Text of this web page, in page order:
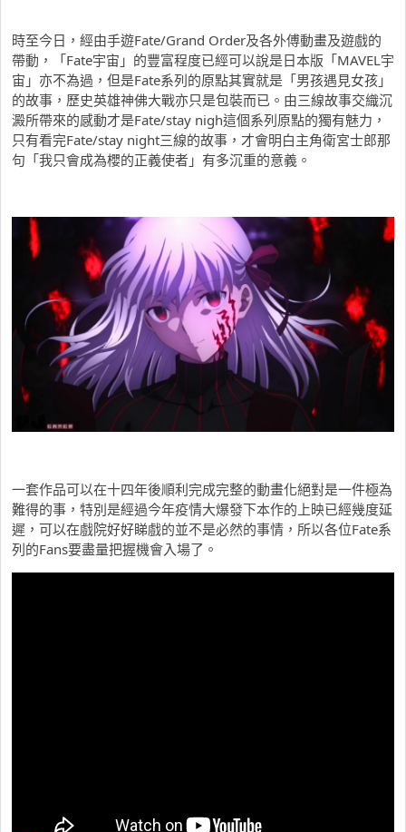
時至今日，經由手遊Fate/Grand Order及各外傅動畫及遊戲的
帶動，「Fate宇宙」的豐富程度已經可以說是日本版「MAVEL宇
宙」亦不為過，但是Fate系列的原點其實就是「男孩遇見女孩」
的故事，歷史英雄神佛大戰亦只是包裝而已。由三線故事交織沉
澱所帶來的感動才是Fate/stay nigh這個系列原點的獨有魅力，
只有看完Fate/stay night三線的故事，才會明白主角衛宮士郎那
句「我只會成為櫻的正義使者」有多沉重的意義。
一套作品可以在十四年後順利完成完整的動畫化絕對是一件極為
難得的事，特別是經過今年疫情大爆發下本作的上映已經幾度延
遲，可以在戲院好好睇戲的並不是必然的事情，所以各位Fate系
列的Fans要盡量把握機會入場了。